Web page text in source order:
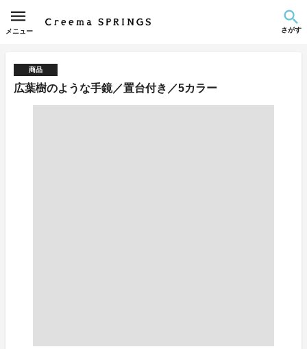
メニュー さがす
商品
広葉樹のような手鏡／置台付き／5カラー